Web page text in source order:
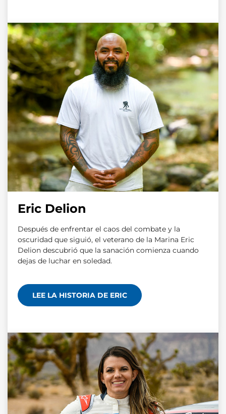
Eric Delion
Después de enfrentar el caos del combate y la
oscuridad que siguió, el veterano de la Marina Eric
Delion descubrió que la sanación comienza cuando
dejas de luchar en soledad.
LEE LA HISTORIA DE ERIC